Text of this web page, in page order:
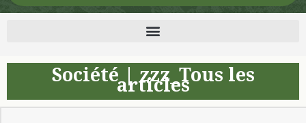
Société|zzz_Tous les
articles